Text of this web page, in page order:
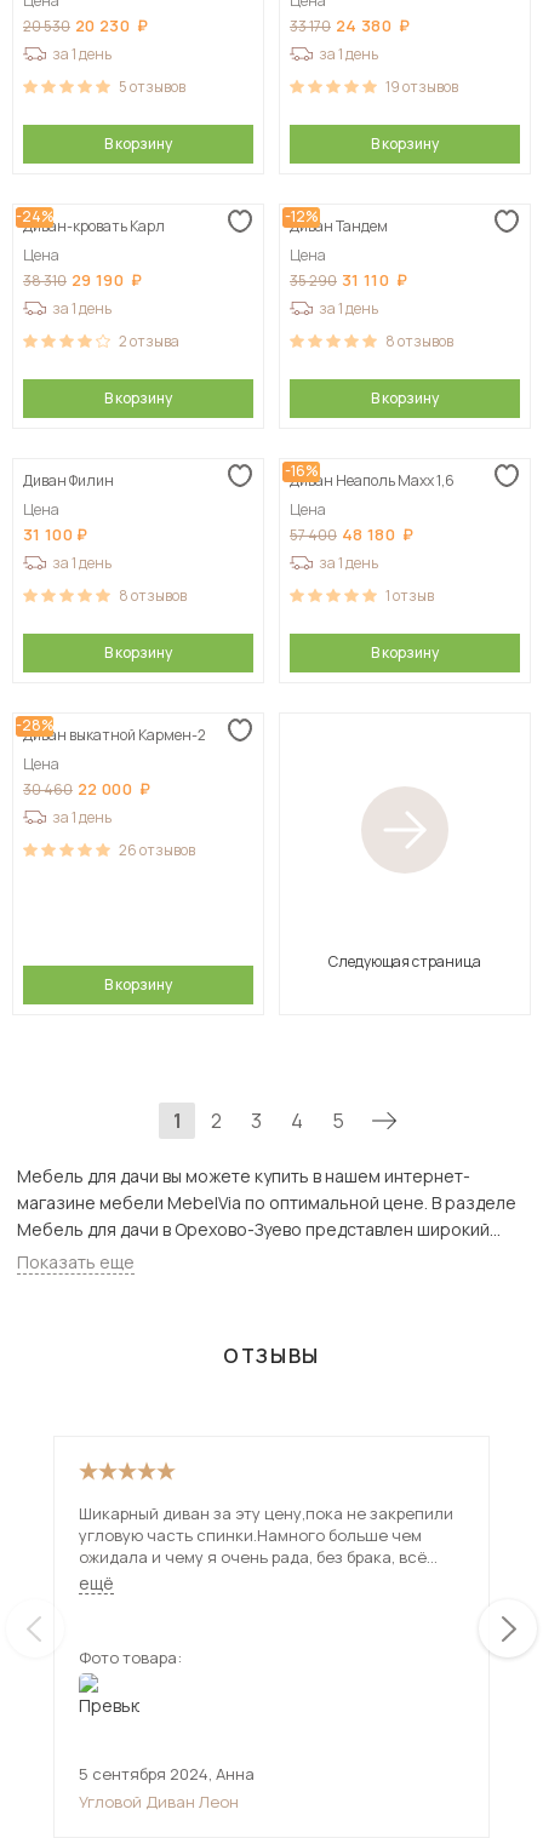
20 530 20 230
за 1 день
5отзывов
В корзину
33 170 24 380
за 1 день
19отзывов
В корзину
-24%
Диван-кровать Карл
Цена
38 310 29 190
за 1 день
2отзыва
В корзину
-12%
Диван Тандем
Цена
35 290 31 110
за 1 день
8отзывов
В корзину
Диван Филин
Цена
31 100
за 1 день
8отзывов
В корзину
-16%
Диван Неаполь Maxx 1,6
Цена
57 400 48 180
за 1 день
1отзыв
В корзину
-28%
Диван выкатной Кармен-2
Цена
30 460 22 000
за 1 день
26отзывов
В корзину
Следующая страница
1 2 3 4 5
Мебель для дачи вы можете купить в нашем интернет-
магазине мебели MebelVia по оптимальной цене. В разделе
Мебель для дачи в Орехово-Зуево представлен широкий
ассортимент товаров с доставкой в Москве и Подмосковью,
включая Орехово-Зуево. Всего товаров в категории «Мебель
Показать еще
ОТЗЫВЫ
Шикарный диван за эту цену,пока не закрепили
угловую часть спинки.Намного больше чем
ожидала и чему я очень рада, без брака, всё
отлично, спасибо) Доставка раньше срока
ещё
Фото товара:
5 сентября 2024, Анна
Угловой Диван Леон